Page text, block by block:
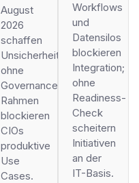
August
2026
schaffen
Unsicherheit;
ohne
Governance-
Rahmen
blockieren
CIOs
produktive
Use
Cases.
Workflows
und
Datensilos
blockieren
Integration;
ohne
Readiness-
Check
scheitern
Initiativen
an der
IT-Basis.